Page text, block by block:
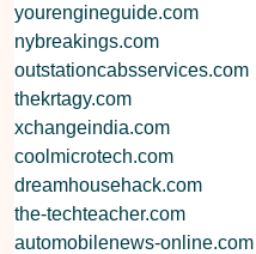
yourengineguide.com
nybreakings.com
outstationcabsservices.com
thekrtagy.com
xchangeindia.com
coolmicrotech.com
dreamhousehack.com
the-techteacher.com
automobilenews-online.com